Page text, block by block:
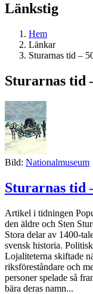
Länkstig
Hem
Länkar
Sturarnas tid –
Sturarnas tid
Bild: Nationalmuseum
Sturarnas tid
Artikel i tidningen
den äldre och Sten
Stora delar av 1400-
svensk historia.
Lojaliteterna skiftade
riksföreståndare och
personer spelade så
bära deras namn...